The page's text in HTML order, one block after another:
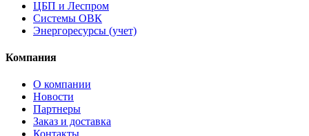
ЦБП и Леспром
Системы ОВК
Энергоресурсы (учет)
Компания
О компании
Новости
Партнеры
Заказ и доставка